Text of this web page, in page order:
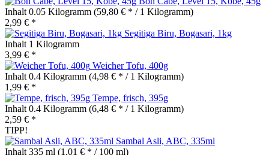
Inhalt 0.05 Kilogramm (59,80 € * / 1 Kilogramm)
2,99 € *
Segitiga Biru, Bogasari, 1kg
Inhalt 1 Kilogramm
3,99 € *
Weicher Tofu, 400g
Inhalt 0.4 Kilogramm (4,98 € * / 1 Kilogramm)
1,99 € *
Tempe, frisch, 395g
Inhalt 0.4 Kilogramm (6,48 € * / 1 Kilogramm)
2,59 € *
TIPP!
Sambal Asli, ABC, 335ml
Inhalt 335 ml (1,01 € * / 100 ml)